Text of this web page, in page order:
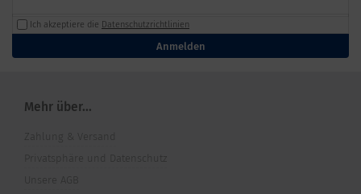
Ich akzeptiere die Datenschutzrichtlinien
Anmelden
Mehr über...
Zahlung & Versand
Privatsphäre und Datenschutz
Unsere AGB